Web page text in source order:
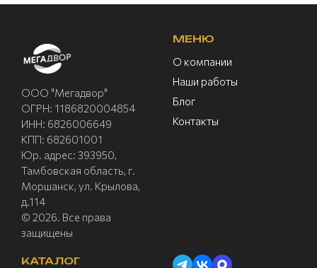
ООО "Мегадвор"
ОГРН: 1186820004854
ИНН: 6826006649
КПП: 682601001
Юр. адрес: 393950,
Тамбовская область, г.
Моршанск, ул. Крылова,
д.114
© 2026. Все права
защищены
МЕНЮ
О компании
Наши работы
Блог
Контакты
КАТАЛОГ